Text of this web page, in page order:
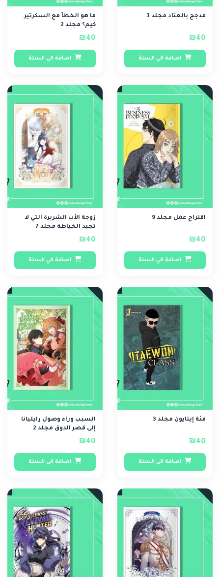
مدجج بالعتاد مجلد 3
₪40
اضافة الي السلة
ما هو الخطأ مع السكرتير
كيم؟ مجلد 2
₪40
اضافة الي السلة
اقتراح عمل مجلد 9
₪40
اضافة الي السلة
زوجة الأب الشريرة التي لا
تجيد الخياطة مجلد 7
₪40
اضافة الي السلة
فئة إيتايون مجلد 3
₪40
اضافة الي السلة
السبب وراء وصول رايليانا
إلى قصر الدوق مجلد 2
₪40
اضافة الي السلة